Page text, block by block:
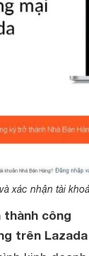
xác nhận tài
thành công
trên Lazada